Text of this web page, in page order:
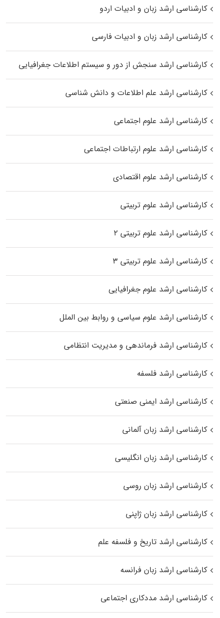
کارشناسی ارشد زبان و ادبیات اردو
کارشناسی ارشد زبان و ادبیات فارسی
کارشناسی ارشد سنجش از دور و سیستم اطلاعات جغرافیایی
کارشناسی ارشد علم اطلاعات و دانش شناسی
کارشناسی ارشد علوم اجتماعی
کارشناسی ارشد علوم ارتباطات اجتماعی
کارشناسی ارشد علوم اقتصادی
کارشناسی ارشد علوم تربیتی
کارشناسی ارشد علوم تربیتی ۲
کارشناسی ارشد علوم تربیتی ۳
کارشناسی ارشد علوم جغرافیایی
کارشناسی ارشد علوم سیاسی و روابط بین الملل
کارشناسی ارشد فرماندهی و مدیریت انتظامی
کارشناسی ارشد فلسفه
کارشناسی ارشد ایمنی صنعتی
کارشناسی ارشد زبان آلمانی
کارشناسی ارشد زبان انگلیسی
کارشناسی ارشد زبان روسی
کارشناسی ارشد زبان ژاپنی
کارشناسی ارشد تاریخ و فلسفه علم
کارشناسی ارشد زبان فرانسه
کارشناسی ارشد مددکاری اجتماعی